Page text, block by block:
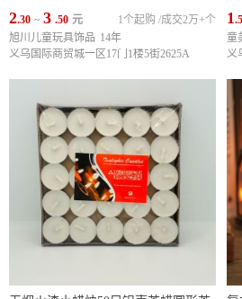
2.30 ~ 3 .50 元 成交2万+个
1个起购 /
旭川儿童玩具饰品 14年
义乌国际商贸城一区17门1楼5街2625A
1
童
义